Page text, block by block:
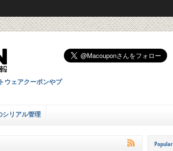
ウェアクーポンやプ
シリアル管理
Popular